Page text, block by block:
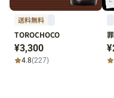
送料無料
TOROCHOCO
¥3,300
4.8(227)